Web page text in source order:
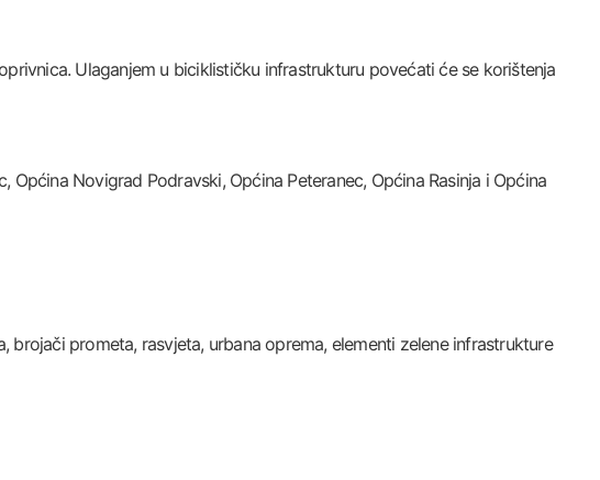
Ulaganjem u biciklističku infrastrukturu povećati će se korištenja
Novigrad Podravski, Općina Peteranec, Općina Rasinja i Općina
prometa, rasvjeta, urbana oprema, elementi zelene infrastrukture